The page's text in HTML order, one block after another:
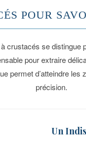
POUR
crustacés se
pour extraire
permet d’atteindre
précision.
Un